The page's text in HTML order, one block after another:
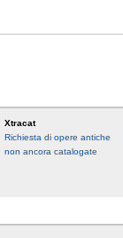
Xtracat
Richiesta di opere antiche
non ancora catalogate